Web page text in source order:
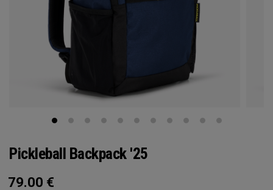
Pickleball Backpack '25
79.00 €